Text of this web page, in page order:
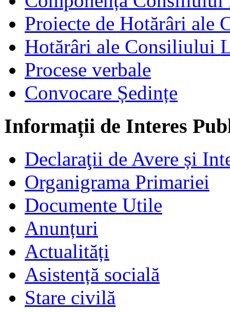
Proiecte de Hotărâri ale
Hotărâri ale Consiliului
Procese verbale
Convocare Ședințe
Informații de Interes
Declaraţii de Avere și
Organigrama Primariei
Documente Utile
Anunțuri
Actualități
Asistență socială
Stare civilă